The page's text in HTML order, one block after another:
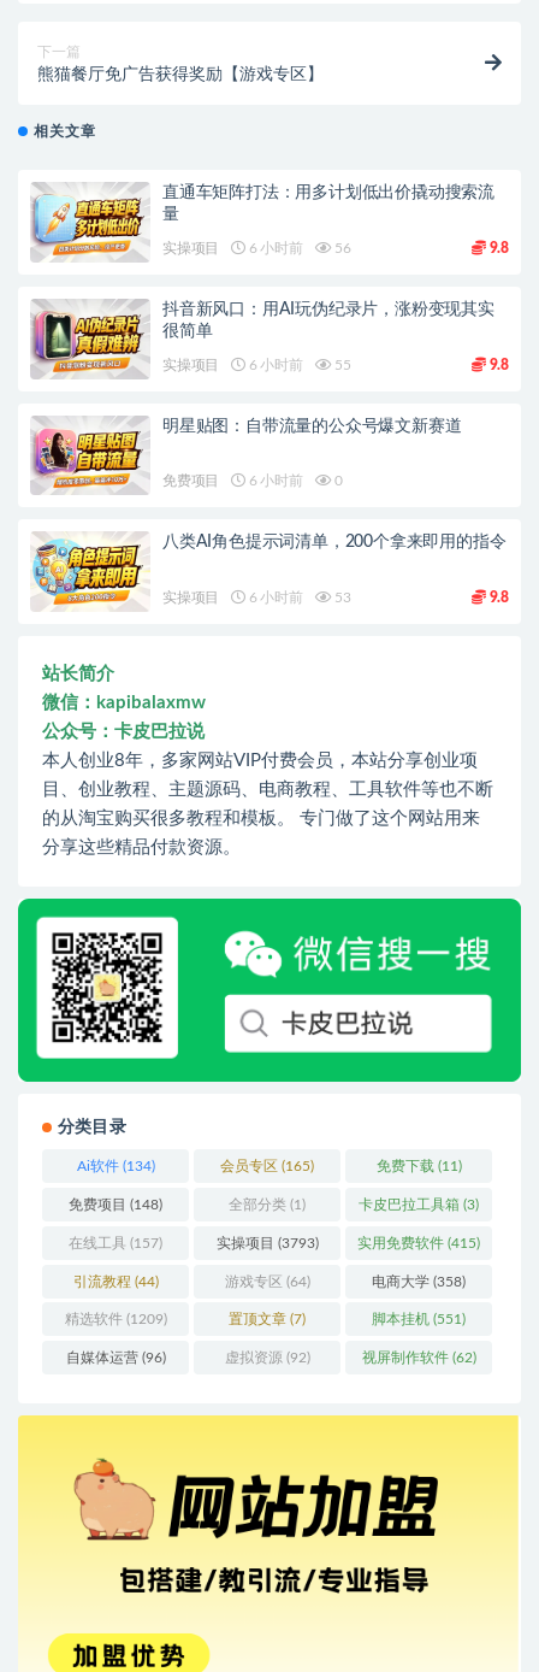
下一篇
熊猫餐厅免广告获得奖励【游戏专区】
相关文章
直通车矩阵打法：用多计划低出价撬动搜索流
量
实操项目 6 小时前 56 9.8
抖音新风口：用AI玩伪纪录片，涨粉变现其实
很简单
实操项目 6 小时前 55 9.8
明星贴图：自带流量的公众号爆文新赛道
免费项目 6 小时前 0
八类AI角色提示词清单，200个拿来即用的指令
实操项目 6 小时前 53 9.8
站长简介
微信：kapibalaxmw
公众号：卡皮巴拉说
本人创业8年，多家网站VIP付费会员，本站分享创业项
目、创业教程、主题源码、电商教程、工具软件等也不断
的从淘宝购买很多教程和模板。 专门做了这个网站用来
分享这些精品付款资源。
分类目录
Ai软件(134) 会员专区 (165) 免费下载 (11)
免费项目 (148) 全部分类 (1) 卡皮巴拉工具箱 (3)
在线工具 (157) 实操项目 (3793) 实用免费软件 (415)
引流教程 (44) 游戏专区 (64) 电商大学 (358)
精选软件(1209) 置顶文章 (7) 脚本挂机 (551)
自媒体运营(96) 虚拟资源 (92) 视屏制作软件(62)